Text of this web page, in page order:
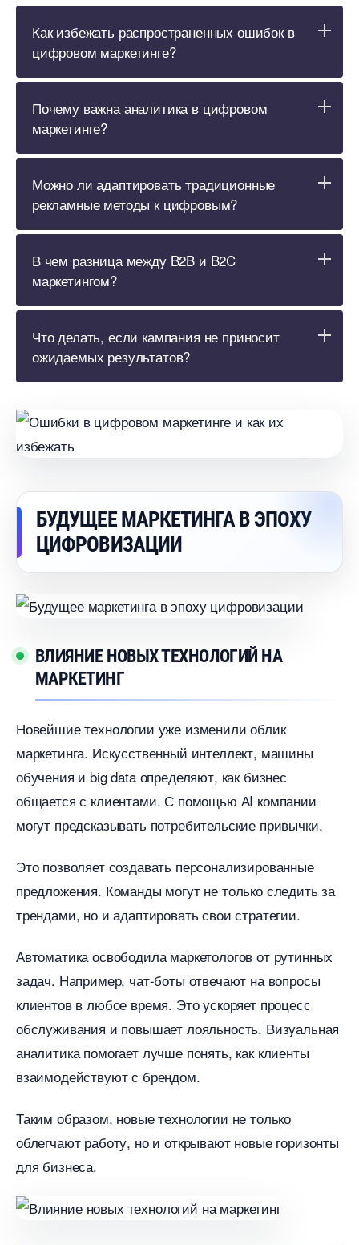
Как избежать распространенных ошибок
цифровом маркетинге?
Почему важна аналитика в цифровом
маркетинге?
Можно ли адаптировать традиционные
рекламные методы к цифровым?
чем разница между B2B и B2C
маркетингом?
Что делать, если кампания не приносит
ожидаемых результатов?
БУДУЩЕЕ МАРКЕТИНГА В ЭПОХУ
ЦИФРОВИЗАЦИИ
ЛИЯНИЕ НОВЫХ ТЕХНОЛОГИЙ НА
МАРКЕТИНГ
Новейшие технологии уже изменили облик
маркетинга. Искусственный интеллект, машины
обучения и big data определяют, как бизнес
общается с клиентами. С помощью АI компании
могут предсказывать потребительские привычки.
Это позволяет создавать персонализированные
предложения. Команды могут не только следить за
трендами, но и адаптировать свои стратегии.
Автоматика освободила маркетологов от рутинных
задач. Например, чат-боты отвечают на вопросы
клиентов в любое время. Это ускоряет процесс
обслуживания и повышает лояльность. Визуальная
аналитика помогает лучше понять, как клиенты
заимодействуют с брендом.
Таким образом, новые технологии не только
облегчают работу, но и открывают новые горизонты
для бизнеса.